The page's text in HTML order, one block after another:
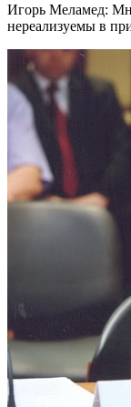
Игорь Меламед:
нереализуемы в